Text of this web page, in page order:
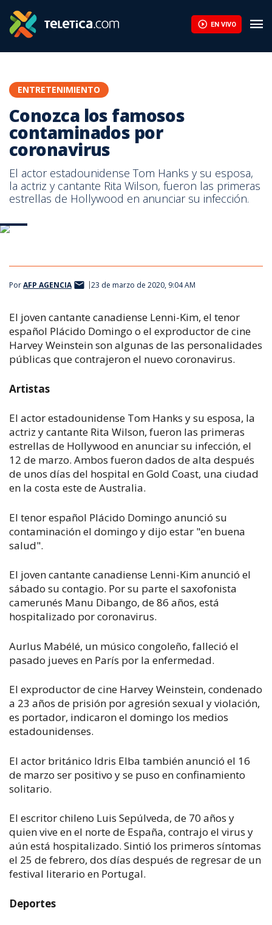
EN VIVO
ENTRETENIMIENTO
Conozca los famosos
contaminados por
coronavirus
El actor estadounidense Tom Hanks y su esposa,
la actriz y cantante Rita Wilson, fueron las primeras
estrellas de Hollywood en anunciar su infección.
PorAFP AGENCIA 23 de marzo de 2020, 9:04 AM
El joven cantante canadiense Lenni-Kim, el tenor
español Plácido Domingo o el exproductor de cine
Harvey Weinstein son algunas de las personalidades
públicas que contrajeron el nuevo coronavirus.
Artistas
El actor estadounidense Tom Hanks y su esposa, la
actriz y cantante Rita Wilson, fueron las primeras
estrellas de Hollywood en anunciar su infección, el
12 de marzo. Ambos fueron dados de alta después
de unos días del hospital en Gold Coast, una ciudad
en la costa este de Australia.
El tenor español Plácido Domingo anunció su
contaminación el domingo y dijo estar "en buena
salud".
El joven cantante canadiense Lenni-Kim anunció el
sábado su contagio. Por su parte el saxofonista
camerunés Manu Dibango, de 86 años, está
hospitalizado por coronavirus.
Aurlus Mabélé, un músico congoleño, falleció el
pasado jueves en París por la enfermedad.
El exproductor de cine Harvey Weinstein, condenado
a 23 años de prisión por agresión sexual y violación,
es portador, indicaron el domingo los medios
estadounidenses.
El actor británico Idris Elba también anunció el 16
de marzo ser positivo y se puso en confinamiento
solitario.
El escritor chileno Luis Sepúlveda, de 70 años y
quien vive en el norte de España, contrajo el virus y
aún está hospitalizado. Sintió los primeros síntomas
el 25 de febrero, dos días después de regresar de un
festival literario en Portugal.
Deportes